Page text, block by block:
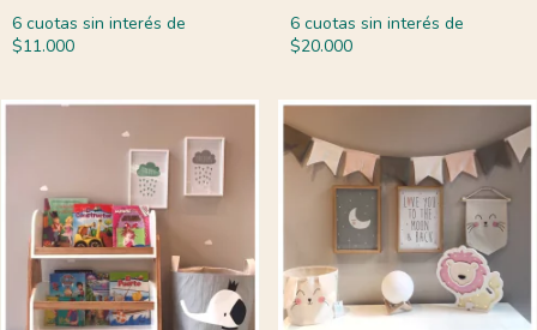
6 cuotas sin interés de
$11.000
6 cuotas sin interés de
$20.000